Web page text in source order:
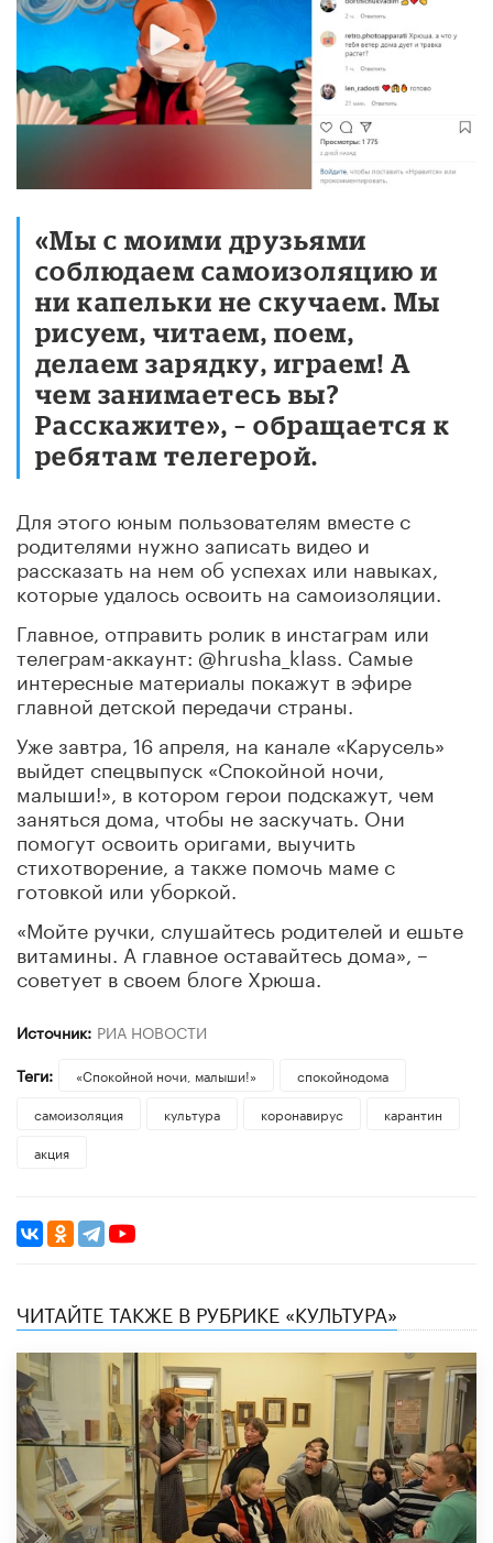
«Мы с моими друзьями
соблюдаем самоизоляцию и
ни капельки не скучаем. Мы
рисуем, читаем, поем,
делаем зарядку, играем! А
чем занимаетесь вы?
Расскажите», – обращается к
ребятам телегерой.
Для этого юным пользователям вместе с
родителями нужно записать видео и
рассказать на нем об успехах или навыках,
которые удалось освоить на самоизоляции.
Главное, отправить ролик в инстаграм или
телеграм-аккаунт: @hrusha_klass. Самые
интересные материалы покажут в эфире
главной детской передачи страны.
Уже завтра, 16 апреля, на канале «Карусель»
выйдет спецвыпуск «Спокойной ночи,
малыши!», в котором герои подскажут, чем
заняться дома, чтобы не заскучать. Они
помогут освоить оригами, выучить
стихотворение, а также помочь маме с
готовкой или уборкой.
«Мойте ручки, слушайтесь родителей и ешьте
витамины. А главное оставайтесь дома», –
советует в своем блоге Хрюша.
Источник: РИА НОВОСТИ
Теги:
«Спокойной ночи, малыши!»
спокойнодома
самоизоляция
культура коронавирус
карантин
акция
ЧИТАЙТЕ ТАКЖЕ В РУБРИКЕ «КУЛЬТУРА»